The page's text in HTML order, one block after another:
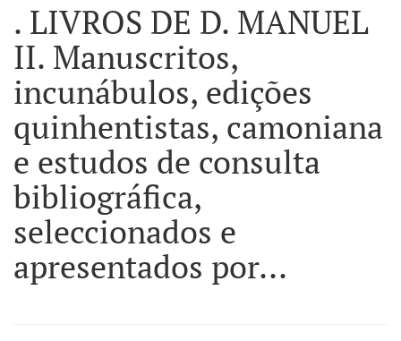
. LIVROS DE D. MANUEL
II. Manuscritos,
incunábulos, edições
quinhentistas, camoniana
e estudos de consulta
bibliográfica,
seleccionados e
apresentados por...